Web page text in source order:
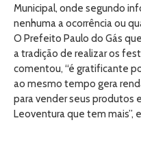
Municipal, onde segundo
nenhuma a ocorrência ou
O Prefeito Paulo do Gás
a tradição de realizar os
comentou, “é gratificante
ao mesmo tempo gera
para vender seus produtos
Leoventura que tem